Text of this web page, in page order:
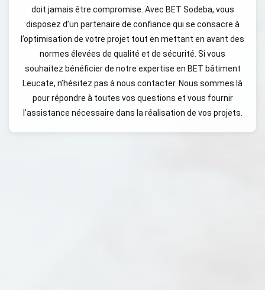
doit jamais être compromise. Avec BET Sodeba, vous
disposez d’un partenaire de confiance qui se consacre à
l’optimisation de votre projet tout en mettant en avant des
normes élevées de qualité et de sécurité. Si vous
souhaitez bénéficier de notre expertise en BET bâtiment
Leucate, n’hésitez pas à nous contacter. Nous sommes là
pour répondre à toutes vos questions et vous fournir
l’assistance nécessaire dans la réalisation de vos projets.